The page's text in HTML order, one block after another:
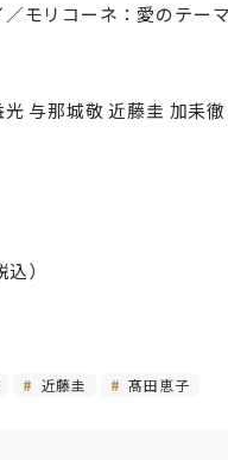
モリコーネ：愛のテー
与那城敬 近藤圭 加耒
）
近藤圭 髙田恵子